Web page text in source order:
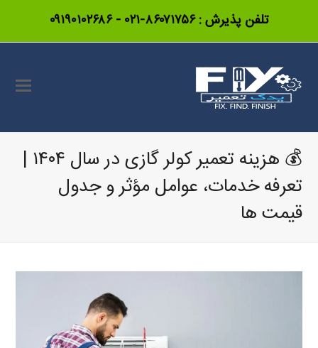
تلفن پذیرش :۸۶۰۷۱۷۵۶-۰۲۱ -۰۹۱۹۰۱۰۲۶۸۶
💰 هزینه تعمیر کولر گازی در سال ۱۴۰۴ |
تعرفه خدمات، عوامل مؤثر و جدول
قیمت ها